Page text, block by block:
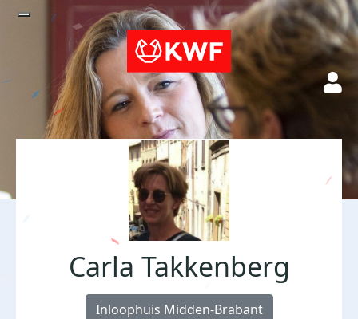
Carla Takkenberg
Inloophuis Midden-Brabant